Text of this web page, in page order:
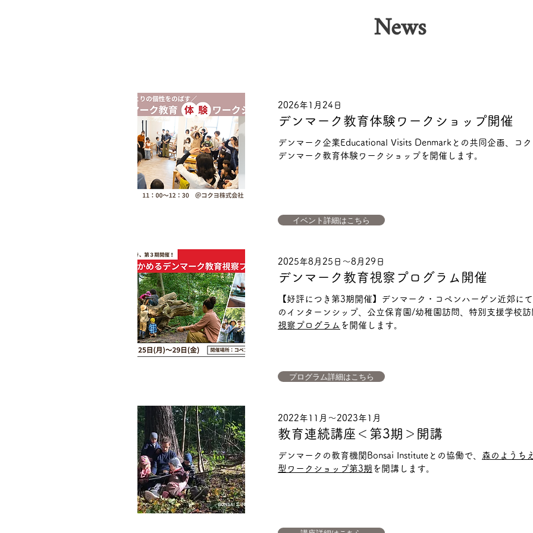
News
2026年1月24日
デンマーク 教育体験ワークショップ開催
デンマーク企業Educational Visits Denmarkとの共同企画、コク
デンマーク教育体験ワークショップ を開催します。
イベント詳細はこちら
2025年8月25日〜8月29日
デンマーク 教育視察プログラム開催
【好評につき第3期開催】デンマーク・コペンハーゲン近郊に
のインターンシップ、公立保育園/幼稚園訪問、特別支援学校訪
視察プログラム を開催します。
プログラム詳細はこちら
2022年11月〜2023年1月
教育連続講座＜第3期＞開講
デンマークの教育機関Bonsai Instituteとの協働で、 森のようち
型ワークショップ第3期 を開講します。